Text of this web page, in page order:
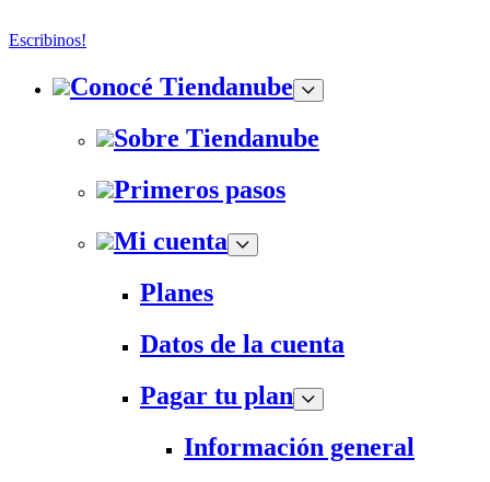
Escribinos!
Conocé Tiendanube
Sobre Tiendanube
Primeros pasos
Mi cuenta
Planes
Datos de la cuenta
Pagar tu plan
Información general